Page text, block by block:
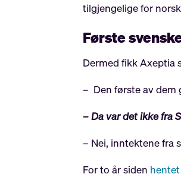
tilgjengelige for
Første
Dermed fikk Axeptia
– Den første av dem
– Da var det ikke fra
– Nei, inntektene fra
For to år siden